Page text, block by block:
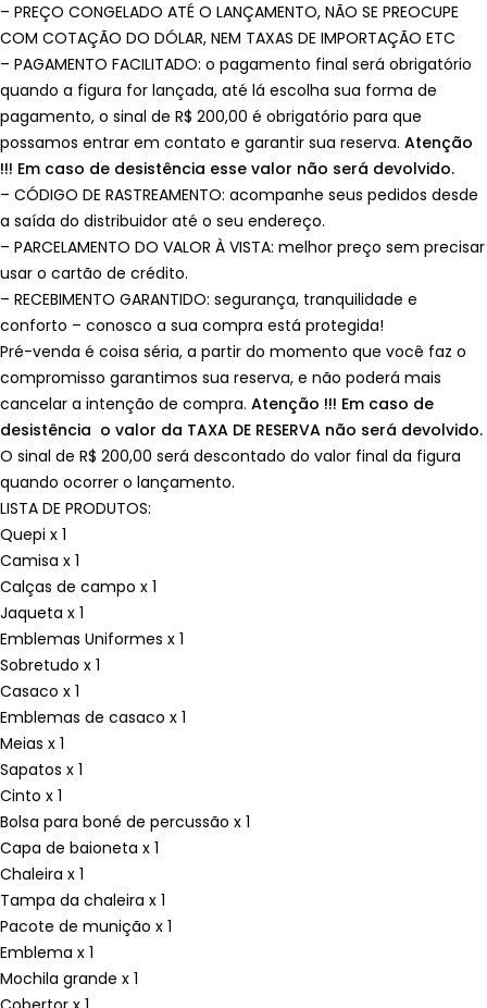
– PREÇO CONGELADO ATÉ O LANÇAMENTO, NÃO SE PREOCUPE
COM COTAÇÃO DO DÓLAR, NEM TAXAS DE IMPORTAÇÃO ETC
– PAGAMENTO FACILITADO: o pagamento final será obrigatório
quando a figura for lançada, até lá escolha sua forma de
pagamento, o sinal de R$ 200,00 é obrigatório para que
possamos entrar em contato e garantir sua reserva. Atenção
!!! Em caso de desistência esse valor não será devolvido.
– CÓDIGO DE RASTREAMENTO: acompanhe seus pedidos desde
a saída do distribuidor até o seu endereço.
– PARCELAMENTO DO VALOR À VISTA: melhor preço sem precisar
usar o cartão de crédito.
– RECEBIMENTO GARANTIDO: segurança, tranquilidade e
conforto – conosco a sua compra está protegida!
Pré-venda é coisa séria, a partir do momento que você faz o
compromisso garantimos sua reserva, e não poderá mais
cancelar a intenção de compra. Atenção !!! Em caso de
desistência o valor da TAXA DE RESERVA não será devolvido.
O sinal de R$ 200,00 será descontado do valor final da figura
quando ocorrer o lançamento.
LISTA DE PRODUTOS:
Quepi x 1
Camisa x 1
Calças de campo x 1
Jaqueta x 1
Emblemas Uniformes x 1
Sobretudo x 1
Casaco x 1
Emblemas de casaco x 1
Meias x 1
Sapatos x 1
Cinto x 1
Bolsa para boné de percussão x 1
Capa de baioneta x 1
Chaleira x 1
Tampa da chaleira x 1
Pacote de munição x 1
Emblema x 1
Mochila grande x 1